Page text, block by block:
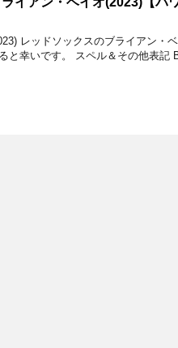
レッドソックスのブライアン・
と幸いです。 スペル＆その他表記